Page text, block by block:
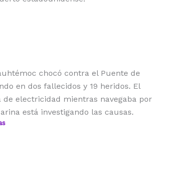
chocó contra el Puente de
en dos fallecidos y 19 heridos. El
electricidad mientras navegaba por
está investigando las causas.